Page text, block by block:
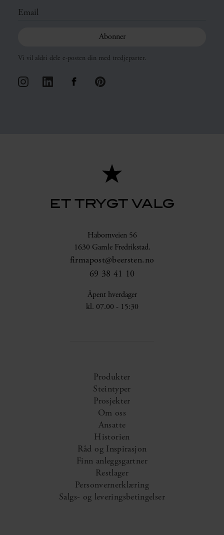
Vi vil aldri dele e-posten din med tredjeparter.
ET TRYGT VALG
Habornveien 56
1630 Gamle Fredrikstad.
firmapost@beersten.no
69 38 41 10
Åpent hverdager
kl. 07.00 - 15:30
Produkter
Steintyper
Prosjekter
Om oss
Ansatte
Historien
Råd og Inspirasjon
Finn anleggsgartner
Restlager
Personvernerklæring
Salgs- og leveringsbetingelser